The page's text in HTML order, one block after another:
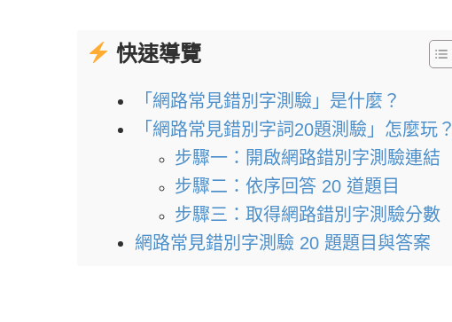
快速導覽
「網路常見錯別字測驗」是什麼？
「網路常見錯別字詞20題測驗」怎麼玩？
步驟一：開啟網路錯別字測驗連結
步驟二：依序回答 20 道題目
步驟三：取得網路錯別字測驗分數
網路常見錯別字測驗 20 題題目與答案